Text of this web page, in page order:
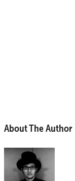
About The Author